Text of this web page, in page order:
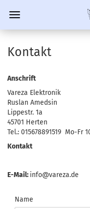
Kontakt
Anschrift
Vareza Elektronik
Ruslan Amedsin
Lippestr. 1a
45701 Herten
Tel.: 015678891519 Mo-
Kontakt
E-Mail: info@vareza.de
KONTAKT
Name